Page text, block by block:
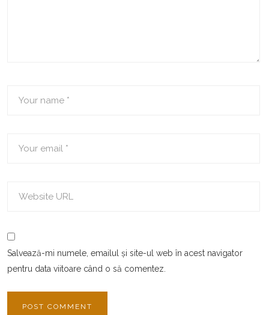
Salvează-mi numele, emailul și site-ul web în acest navigator
pentru data viitoare când o să comentez.